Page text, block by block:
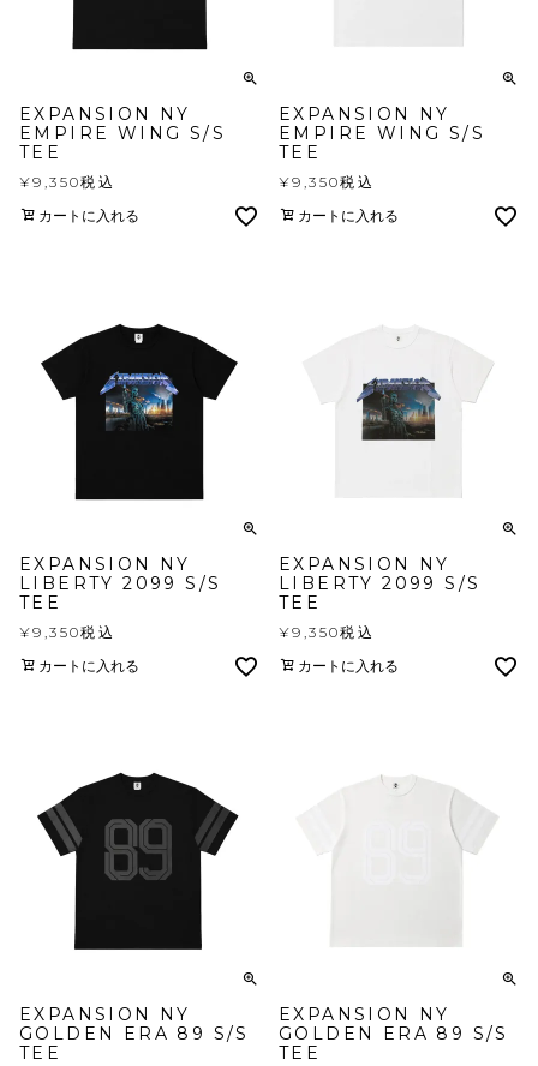
EXPANSION NY
EMPIRE WING S/S
TEE
¥9,350税込
カートに入れる
EXPANSION NY
EMPIRE WING S/S
TEE
¥9,350税込
カートに入れる
EXPANSION NY
LIBERTY 2099 S/S
TEE
¥9,350税込
カートに入れる
EXPANSION NY
LIBERTY 2099 S/S
TEE
¥9,350税込
カートに入れる
EXPANSION NY
GOLDEN ERA 89 S/S
TEE
EXPANSION NY
GOLDEN ERA 89 S/S
TEE